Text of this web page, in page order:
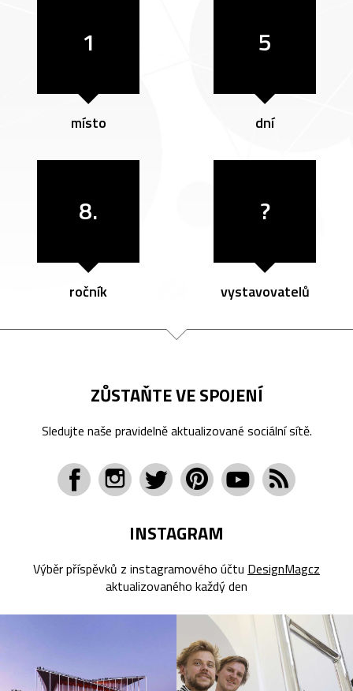
1
místo
5
dní
8.
ročník
?
vystavovatelů
ZŮSTAŇTE VE SPOJENÍ
Sledujte naše pravidelně aktualizované sociální sítě.
INSTAGRAM
Výběr příspěvků z instagramového účtu DesignMagcz
aktualizovaného každý den